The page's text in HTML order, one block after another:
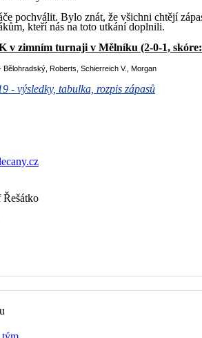
pochválit. Bylo znát, že všichni chtějí
kteří nás na toto utkání doplnili.
v zimním turnaji v Mělníku (2-0-1,
Roberts, Schierreich V., Morgan
- výsledky, tabulka, rozpis zápasů